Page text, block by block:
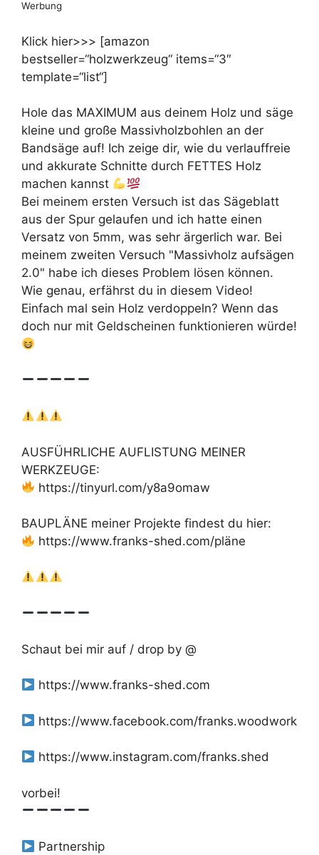
Werbung
Klick hier>>> [amazon
bestseller=“holzwerkzeug“ items=“3″
template=“list“]
Hole das MAXIMUM aus deinem Holz und säge
kleine und große Massivholzbohlen an der
Bandsäge auf! Ich zeige dir, wie du verlauffreie
und akkurate Schnitte durch FETTES Holz
machen kannst
Bei meinem ersten Versuch ist das Sägeblatt
aus der Spur gelaufen und ich hatte einen
Versatz von 5mm, was sehr ärgerlich war. Bei
meinem zweiten Versuch "Massivholz aufsägen
2.0" habe ich dieses Problem lösen können.
Wie genau, erfährst du in diesem Video!
Einfach mal sein Holz verdoppeln? Wenn das
doch nur mit Geldscheinen funktionieren würde!
AUSFÜHRLICHE AUFLISTUNG MEINER
WERKZEUGE:
https://tinyurl.com/y8a9omaw
BAUPLÄNE meiner Projekte findest du hier:
https://www.franks-shed.com/pläne
Schaut bei mir auf / drop by @
https://www.franks-shed.com
https://www.facebook.com/franks.woodwork
https://www.instagram.com/franks.shed
vorbei!
Partnership